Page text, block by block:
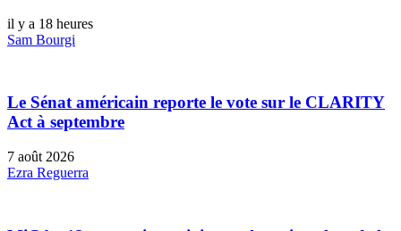
il y a 18 heures
Sam Bourgi
Le Sénat américain reporte le vote sur le CLARITY
Act à septembre
7 août 2026
Ezra Reguerra